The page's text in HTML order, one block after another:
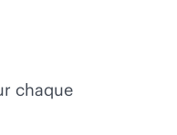
chaque